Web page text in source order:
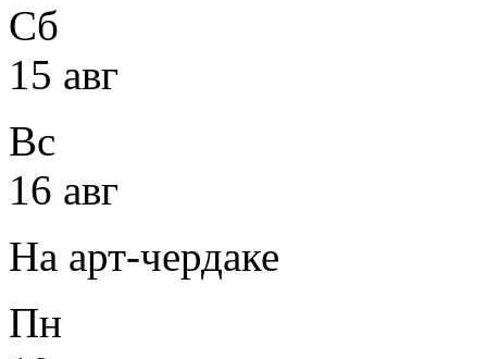
Сб
15 авг
Вс
16 авг
На арт-чердаке
Пн